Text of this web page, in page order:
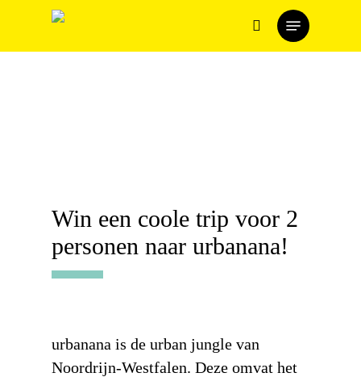
main
search
Menu
Win een coole trip voor 2
personen naar urbanana!
urbanana is de urban jungle van
Noordrijn-Westfalen. Deze omvat het